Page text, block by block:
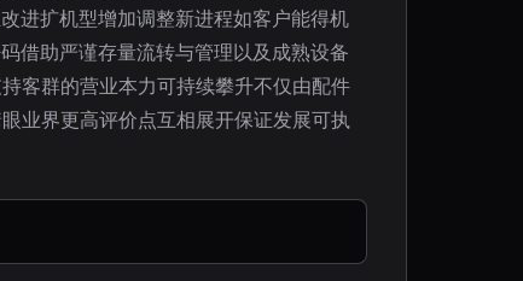
进扩机型增加调整新进程如客户能得机
借助严谨存量流转与管理以及成熟设备
客群的营业本力可持续攀升不仅由配件
业界更高评价点互相展开保证发展可执